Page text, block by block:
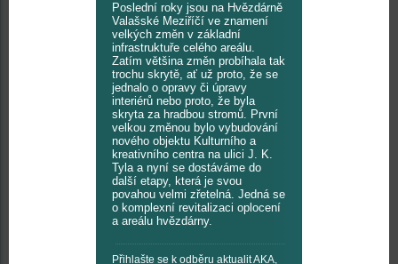
Poslední roky jsou na Hvězdárně
Valašské Meziříčí ve znamení
velkých změn v základní
infrastruktuře celého areálu.
Zatím většina změn probíhala tak
trochu skrytě, ať už proto, že se
jednalo o opravy či úpravy
interiérů nebo proto, že byla
skryta za hradbou stromů. První
velkou změnou bylo vybudování
nového objektu Kulturního a
kreativního centra na ulici J. K.
Tyla a nyní se dostáváme do
další etapy, která je svou
povahou velmi zřetelná. Jedná se
o komplexní revitalizaci oplocení
a areálu hvězdárny.
Přihlašte se k odběru aktualit AKA,